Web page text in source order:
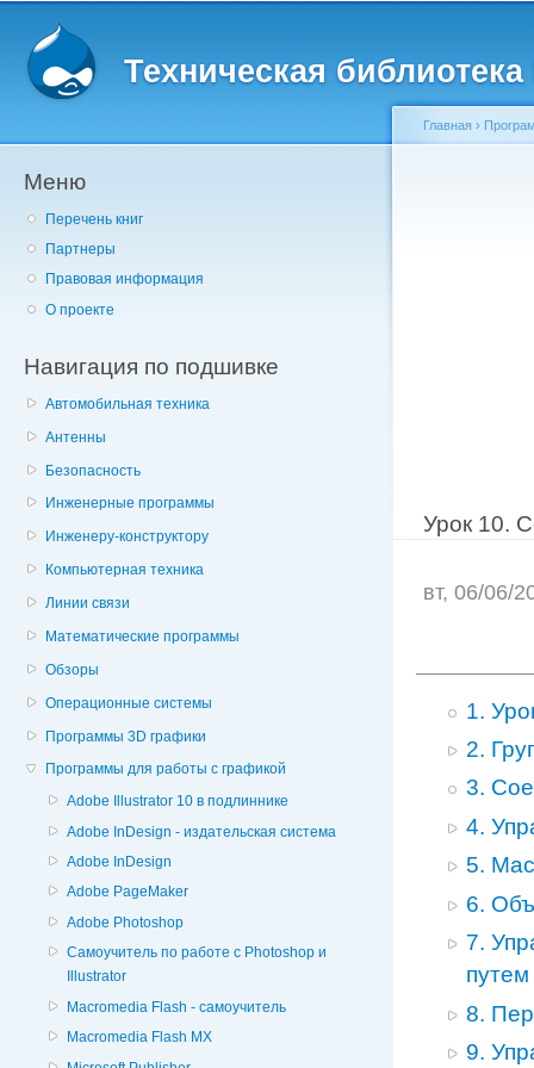
Техническая
Меню
Перечень книг
Партнеры
Правовая информация
О проекте
Навигация по подшивке
Автомобильная техника
Антенны
Безопасность
Инженерные программы
Инженеру-конструктору
Компьютерная техника
Линии связи
Математические программы
Обзоры
Операционные системы
Программы 3D графики
Программы для работы с графикой
Adobe Illustrator 10 в подлиннике
Adobe InDesign - издательская система
Adobe InDesign
Adobe PageMaker
Adobe Photoshop
Cамоучитель по работе с Photoshop и
Illustrator
Macromedia Flash - самоучитель
Macromedia Flash MX
Главная ›
Урок 10.
вт, 06/06/
1.
2.
3.
4.
5.
6.
7.
8.
9.